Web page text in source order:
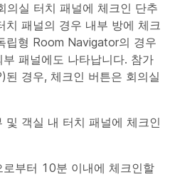
의실 터치 패널에 체크인 단추
치 패널의 경우 내부 방에 체크
립형 Room Navigator의 경우
패널에도 나타납니다. 참가
경우, 체크인 버튼은 회의실
및 객실 내 터치 패널에 체크인
부터 10분 이내에 체크인할